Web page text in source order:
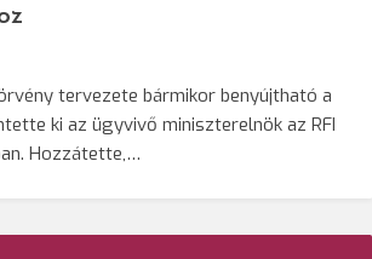
tervezete bármikor benyújtható a
ki az ügyvivő miniszterelnök az RFI
Hozzátette,…